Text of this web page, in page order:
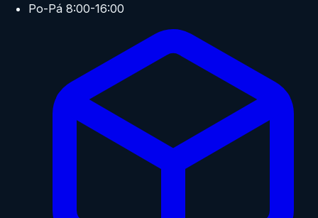
Po-Pá 8:00-16:00